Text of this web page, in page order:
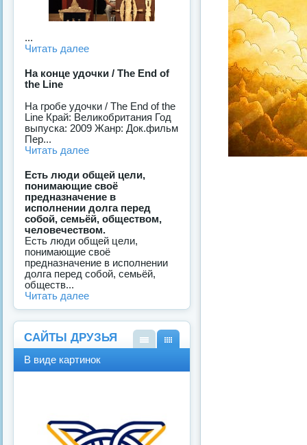
...
Читать далее
На конце удочки / The End of
the Line
На гробе удочки / The End of the
Line Край: Великобритания Год
выпуска: 2009 Жанр: Док.фильм
Пер...
Читать далее
Есть люди общей цели,
понимающие своё
предназначение в
исполнении долга перед
собой, семьёй, обществом,
человечеством.
Есть люди общей цели,
понимающие своё
предназначение в исполнении
долга перед собой, семьёй,
обществ...
Читать далее
САЙТЫ ДРУЗЬЯ
В виде картинок